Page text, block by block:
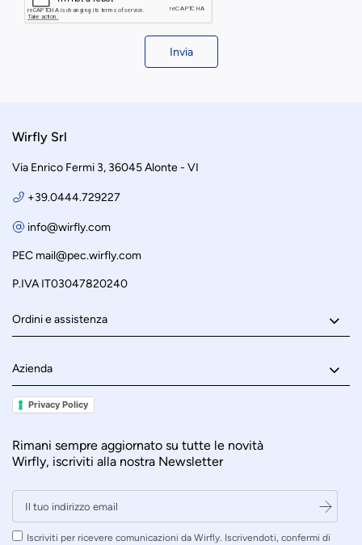
Invia
Wirfly Srl
Via Enrico Fermi 3, 36045 Alonte - VI
+39.0444.729227
info@wirfly.com
PEC mail@pec.wirfly.com
P.IVA IT03047820240
Ordini e assistenza
Azienda
Privacy Policy
Rimani sempre aggiornato su tutte le novità
Wirfly, iscriviti alla nostra Newsletter
Iscriviti per ricevere comunicazioni da Wirfly. Iscrivendoti, confermi di